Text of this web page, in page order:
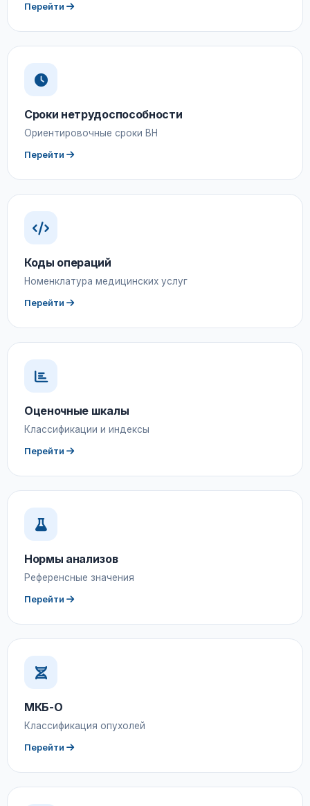
Перейти
Сроки нетрудоспособности
Ориентировочные сроки ВН
Перейти
Коды операций
Номенклатура медицинских услуг
Перейти
Оценочные шкалы
Классификации и индексы
Перейти
Нормы анализов
Референсные значения
Перейти
МКБ-О
Классификация опухолей
Перейти